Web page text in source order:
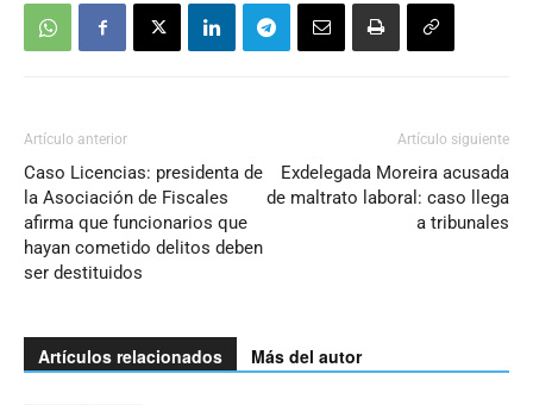
Artículo anterior
Caso Licencias: presidenta de
la Asociación de Fiscales
afirma que funcionarios que
hayan cometido delitos deben
ser destituidos
Artículo siguiente
Exdelegada Moreira acusada
de maltrato laboral: caso llega
a tribunales
Artículos relacionados Más del autor